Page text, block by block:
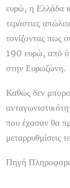
ευρώ, η Ελλάδα
τεράστιες
τονίζοντας πως
190 ευρώ, από
στην Ευρωζώνη.
Καθώς δεν
που έχασαν θα
μεταρρυθμίσεις
Πηγή